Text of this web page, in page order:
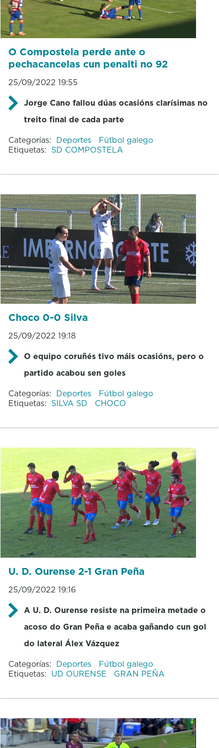
O Compostela perde ante o
pechacancelas cun penalti no 92
25/09/2022 19:55
Jorge Cano fallou dúas ocasións clarísimas no
treito final de cada parte
Categorías: Deportes
Fútbol galego
Etiquetas: SD COMPOSTELA
Choco 0-0 Silva
25/09/2022 19:18
O equipo coruñés tivo máis ocasións, pero o
partido acabou sen goles
Categorías: Deportes
Fútbol galego
Etiquetas: SILVA SD CHOCO
U. D. Ourense 2-1 Gran Peña
25/09/2022 19:16
A U. D. Ourense resiste na primeira metade o
acoso do Gran Peña e acaba gañando cun gol
do lateral Álex Vázquez
Categorías: Deportes
Fútbol galego
Etiquetas: UD OURENSE GRAN PEÑA